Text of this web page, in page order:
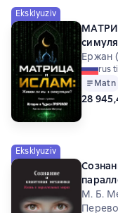
Eksklyuziv
Ержан
rus
Matn
28
Eksklyuziv
М. Б.